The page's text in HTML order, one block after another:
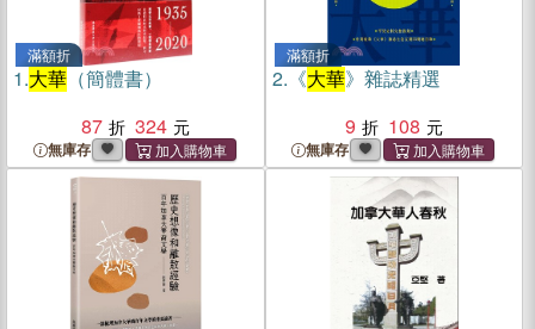
滿額折
1.大華 （簡體書）
87
324
無庫存
滿額折
2. 《大華》雜誌精選
9
108
無庫存